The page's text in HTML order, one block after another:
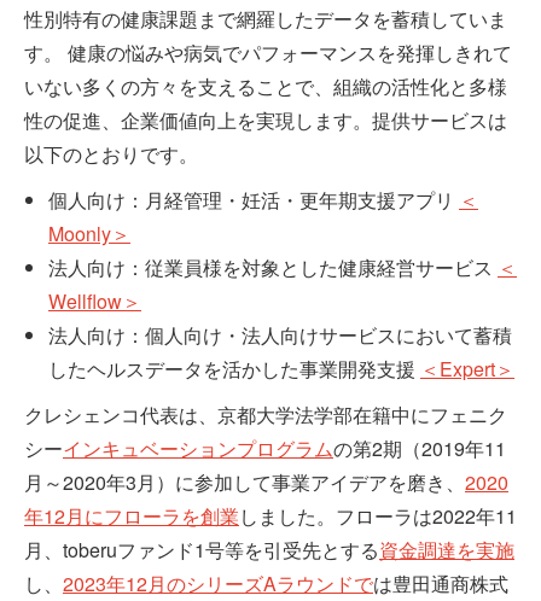
性別特有の健康課題まで網羅したデータを蓄積していま
す。 健康の悩みや病気でパフォーマンスを発揮しきれて
いない多くの方々を支えることで、組織の活性化と多様
性の促進、企業価値向上を実現します。提供サービスは
以下のとおりです。
個人向け：月経管理・妊活・更年期支援アプリ ＜
Moonly＞
法人向け：従業員様を対象とした健康経営サービス ＜
Wellflow＞
法人向け：個人向け・法人向けサービスにおいて蓄積
したヘルスデータを活かした事業開発支援 ＜Expert＞
クレシェンコ代表は、京都大学法学部在籍中にフェニク
シーインキュベーションプログラムの第2期（2019年11
月～2020年3月）に参加して事業アイデアを磨き、 2020
年12月にフローラを創業しました。フローラは2022年11
月、toberuファンド1号等を引受先とする資金調達を実施
し、 2023年12月のシリーズAラウンドでは豊田通商株式